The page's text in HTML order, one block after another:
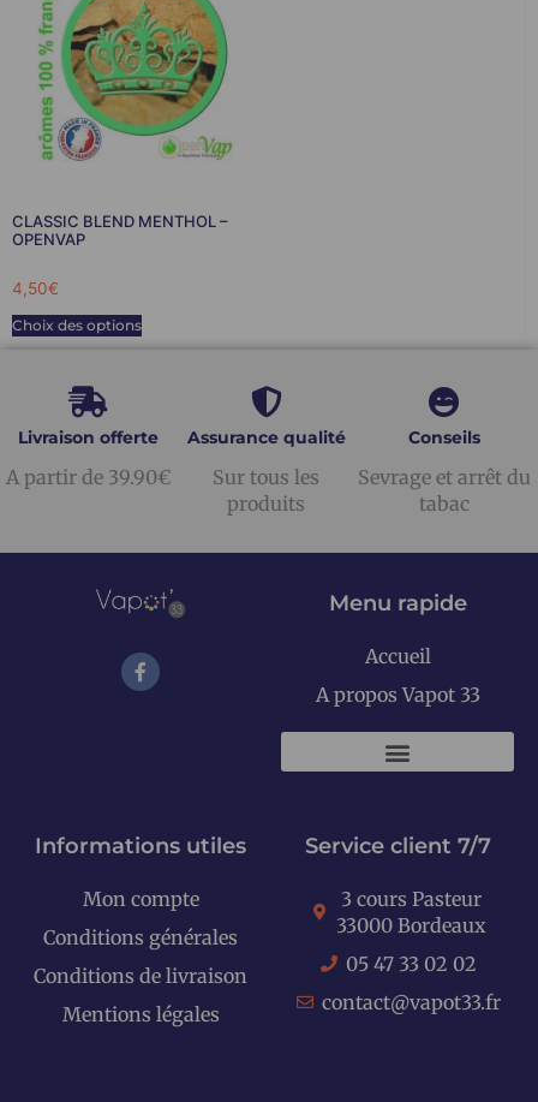
CLASSIC BLEND MENTHOL –
OPENVAP
4,50€
Choix des options
Livraison offerte
A partir de 39.90€
Assurance qualité
Sur tous les
produits
Conseils
Sevrage et arrêt du
tabac
Menu rapide
Accueil
A propos Vapot 33
Informations utiles
Mon compte
Conditions générales
Conditions de livraison
Mentions légales
Service client 7/7
3 cours Pasteur
33000 Bordeaux
05 47 33 02 02
contact@vapot33.fr